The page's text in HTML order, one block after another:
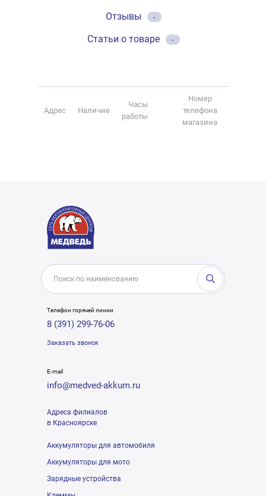
Отзывы
-
Статьи о товаре -
Адрес Наличие
Часы
работы
Номер
телефона
магазина
Телефон горячей линии
8 (391) 299-76-06
Заказать звонок
E-mail
info@medved-akkum.ru
Адреса филиалов
в Красноярске
Аккумуляторы для автомобиля
Аккумуляторы для мото
Зарядные устройства